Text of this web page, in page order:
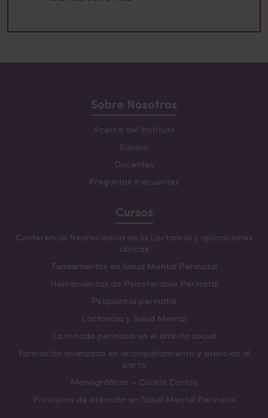
Sobre Nosotros
Acerca del Instituto
Equipo
Docentes
Preguntas frecuentes
Cursos
Conferencia Neurociencia de la Lactancia y aplicaciones
clínicas
Fundamentos en Salud Mental Perinatal
Herramientas de Psicoterapia Perinatal
Psiquiatría perinatal
Lactancia y Salud Mental
La mirada perinatal en el ámbito social
Formación avanzada en acompañamiento y atención al
parto
Monográficos – Cursos Cortos
Principios de atención en Salud Mental Perinatal